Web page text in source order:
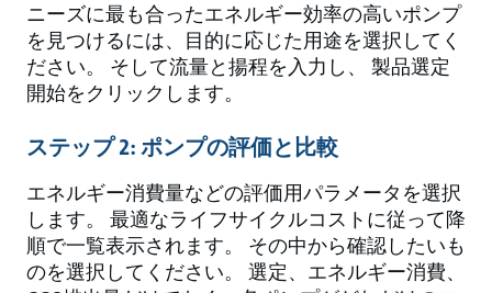
ニーズに最も合ったエネルギー効率の高いポンプ
を見つけるには、目的に応じた用途を選択してく
ださい。 そして流量と揚程を入力し、 製品選定
開始をクリックします。
ステップ 2: ポンプの評価と比較
エネルギー消費量などの評価用パラメータを選択
します。 最適なライフサイクルコストに従って降
順で一覧表示されます。 その中から確認したいも
のを選択してください。 選定、エネルギー消費、